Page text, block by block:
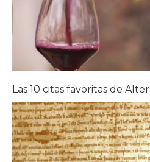
Las 10 citas favoritas de Alter